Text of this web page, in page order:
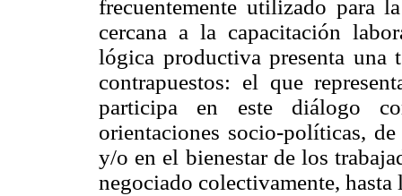
frecuentemente utilizado para
cercana a la capacitación
lógica productiva presenta una
contrapuestos: el que
participa en este diálogo
orientaciones socio-políticas,
y/o en el bienestar de los
negociado colectivamente,